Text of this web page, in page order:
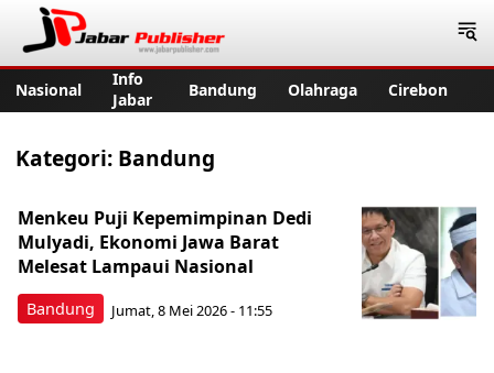
Nasional
Info
Jabar
Bandung Olahraga Cirebon
Kategori: Bandung
Bandung
Menkeu Puji Kepemimpinan Dedi
Mulyadi, Ekonomi Jawa Barat
Melesat Lampaui Nasional
Jumat, 8 Mei 2026 - 11:55